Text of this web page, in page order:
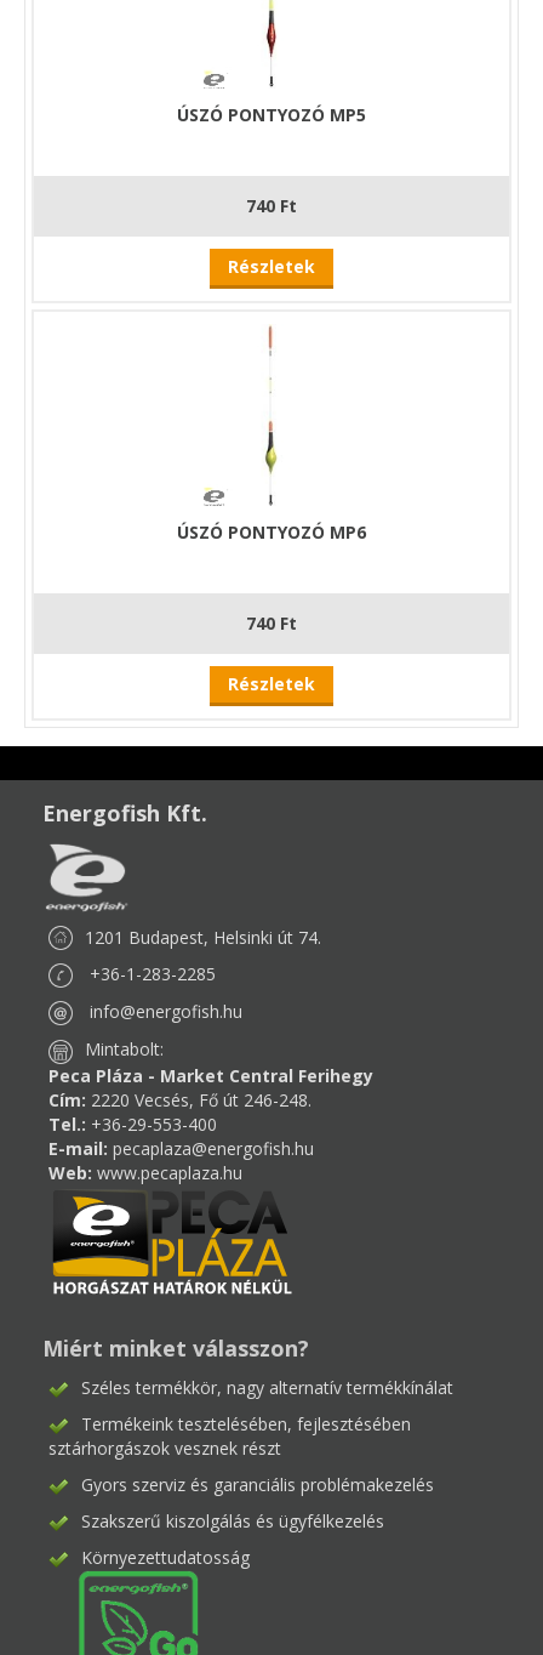
ÚSZÓ PONTYOZÓ MP5
740 Ft
Részletek
ÚSZÓ PONTYOZÓ MP6
740 Ft
Részletek
Energofish Kft.
1201 Budapest, Helsinki út 74.
+36-1-283-2285
info@energofish.hu
Mintabolt:
Peca Pláza - Market Central Ferihegy
Cím: 2220 Vecsés, Fő út 246-248.
Tel.: +36-29-553-400
E-mail: pecaplaza@energofish.hu
Web: www.pecaplaza.hu
Miért minket válasszon?
Széles termékkör, nagy alternatív termékkínálat
Termékeink tesztelésében, fejlesztésében
sztárhorgászok vesznek részt
Gyors szerviz és garanciális problémakezelés
Szakszerű kiszolgálás és ügyfélkezelés
Környezettudatosság